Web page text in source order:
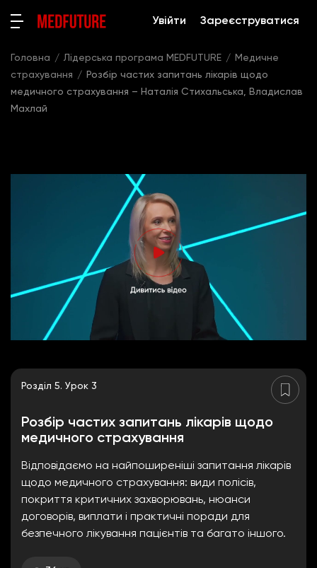
Увійти Зареєструватися
Головна Лідерська програма MEDFUTURE
Медичне
страхування
Розбір частих запитань лікарів щодо
медичного страхування – Наталія Стихальська, Владислав
Махлай
Розділ 5. Урок 3
Розбір частих запитань лікарів щодо
медичного страхування
Відповідаємо на найпоширеніші запитання лікарів
щодо медичного страхування: види полісів,
покриття критичних захворювань, нюанси
договорів, виплати і практичні поради для
безпечного лікування пацієнтів та багато іншого.